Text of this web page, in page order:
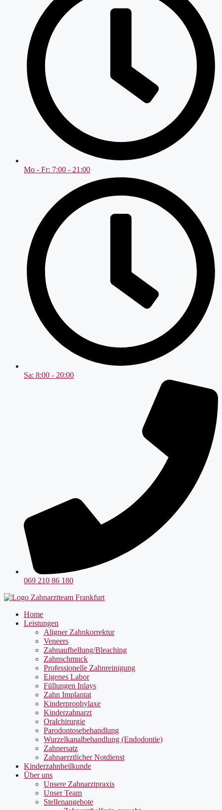
Mo - Fr: 7:00 - 21:00
Sa: 8:00 - 20:00
069 210 86 180
Home
Leistungen
Aligner Zahnkorrektur
Veneers
Zahnaufhellung/Bleaching
Zahnschmuck
Professionelle Zahnreinigung
Eigenes Labor
Füllungen Inlays
Zahn Implantat
Kinderprophylaxe
Kinderzahnarzt
Oralchirurgie
Parodontosebehandlung
Wurzelkanalbehandlung (Endodontie)
Zahnersatz
Zahnaerztlicher Notdienst
Kinderzahnheilkunde
Über uns
Unsere Zahnarztpraxis
Unser Team
Stellenangebote